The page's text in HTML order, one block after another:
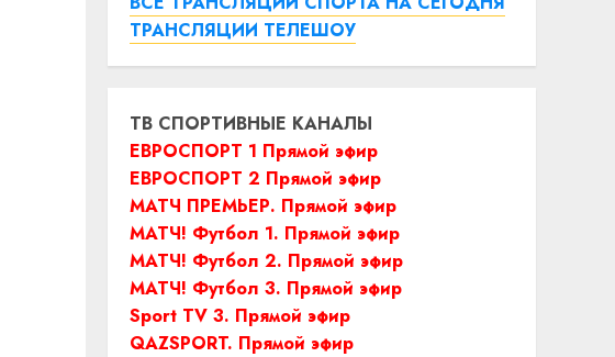
ТРАНСЛЯЦИИ ТЕЛЕШОУ
ТВ СПОРТИВНЫЕ КАНАЛЫ
ЕВРОСПОРТ 1 Прямой эфир
ЕВРОСПОРТ 2 Прямой эфир
МАТЧ ПРЕМЬЕР. Прямой эфир
МАТЧ! Футбол 1. Прямой эфир
МАТЧ! Футбол 2. Прямой эфир
МАТЧ! Футбол 3. Прямой эфир
Sport TV 3. Прямой эфир
QAZSPORT. Прямой эфир